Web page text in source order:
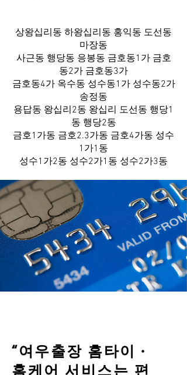
상왕십리동 하왕십리동 홍익동 도선동
마장동
사근동 행당동 응봉동 금호동1가 금호
동2가 금호동3가
금호동4가 옥수동 성수동1가 성수동2가
송정동
용답동 왕십리2동 왕십리 도선동 행당1
동 행당2동
금호1가동 금호2.3가동 금호4가동 성수
1가1동
성수1가2동 성수2가1동 성수2가3동
“여우출장 홈타이 ·
홈케어 서비스는 편